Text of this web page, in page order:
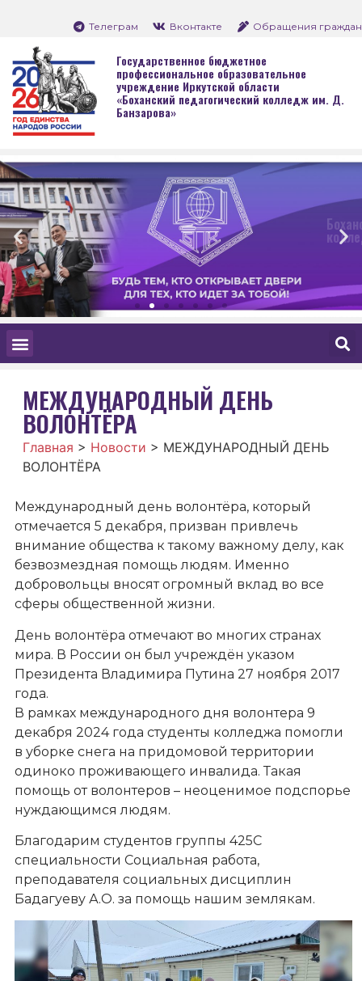
Телеграм Вконтакте Обращения граждан
Государственное бюджетное
профессиональное образовательное
учреждение Иркутской области
«Боханский педагогический колледж им. Д.
Банзарова»
Боханский
колледж им. Д.
МЕЖДУНАРОДНЫЙ ДЕНЬ
ВОЛОНТЁРА
Главная > Новости > МЕЖДУНАРОДНЫЙ ДЕНЬ
ВОЛОНТЁРА
Международный день волонтёра, который
отмечается 5 декабря, призван привлечь
внимание общества к такому важному делу, как
безвозмездная помощь людям. Именно
добровольцы вносят огромный вклад во все
сферы общественной жизни.
День волонтёра отмечают во многих странах
мира. В России он был учреждён указом
Президента Владимира Путина 27 ноября 2017
года.
В рамках международного дня волонтера 9
декабря 2024 года студенты колледжа помогли
в уборке снега на придомовой территории
одиноко проживающего инвалида. Такая
помощь от волонтеров – неоценимое подспорье
нуждающимся людям.
Благодарим студентов группы 425С
специальности Социальная работа,
преподавателя социальных дисциплин
Бадагуеву А.О. за помощь нашим землякам.